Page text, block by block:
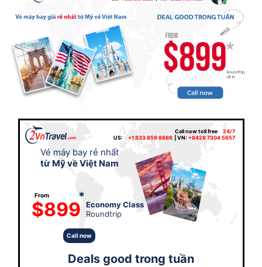
Call now toll free
24/7
US:
+1 833 859 8686 | VN:+8428 7304 5657
Call now
Vé máy bay rẻ nhất
từ Mỹ về Việt Nam
From
$899
*
Economy Class
Roundtrip
Deals good trong tuần